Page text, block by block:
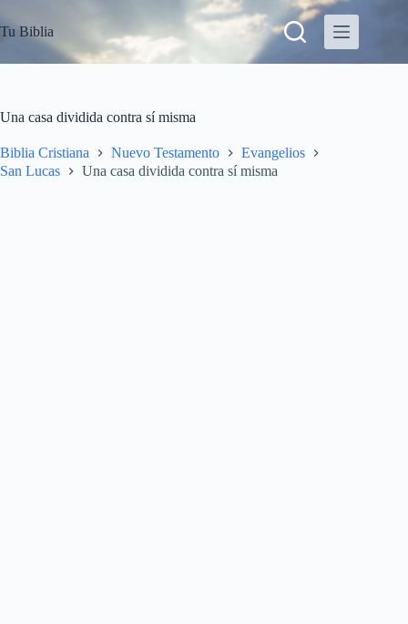
a
t
a
c
n
Tu Biblia
Una casa dividida contra sí misma
Biblia Cristiana Nuevo Testamento
Evangelios
San Lucas
Una casa dividida contra sí misma